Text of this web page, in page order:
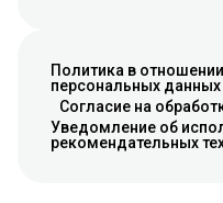
Политика в
персональных данных
Согласие на
Уведомление об
рекомендательных